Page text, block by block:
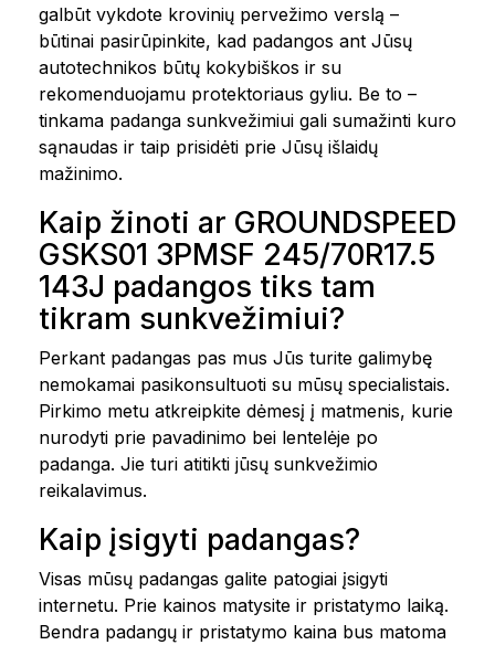
galbūt vykdote krovinių pervežimo verslą –
būtinai pasirūpinkite, kad padangos ant Jūsų
autotechnikos būtų kokybiškos ir su
rekomenduojamu protektoriaus gyliu. Be to –
tinkama padanga sunkvežimiui gali sumažinti kuro
sąnaudas ir taip prisidėti prie Jūsų išlaidų
mažinimo.
Kaip žinoti ar GROUNDSPEED
GSKS01 3PMSF 245/70R17.5
143J padangos tiks tam
tikram sunkvežimiui?
Perkant padangas pas mus Jūs turite galimybę
nemokamai pasikonsultuoti su mūsų specialistais.
Pirkimo metu atkreipkite dėmesį į matmenis, kurie
nurodyti prie pavadinimo bei lentelėje po
padanga. Jie turi atitikti jūsų sunkvežimio
reikalavimus.
Kaip įsigyti padangas?
Visas mūsų padangas galite patogiai įsigyti
internetu. Prie kainos matysite ir pristatymo laiką.
Bendra padangų ir pristatymo kaina bus matoma